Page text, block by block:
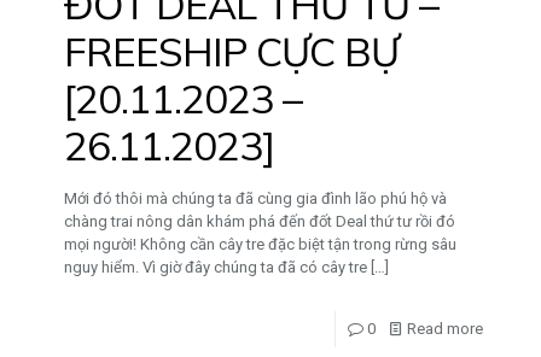
FREESHIP CỰC BỰ
[20.11.2023 –
26.11.2023]
Mới đó thôi mà chúng ta đã cùng gia đình lão phú hộ và
chàng trai nông dân khám phá đến đốt Deal thứ tư rồi đó
mọi người! Không cần cây tre đặc biệt tận trong rừng sâu
nguy hiểm. Vì giờ đây chúng ta đã có cây tre
0 Read more